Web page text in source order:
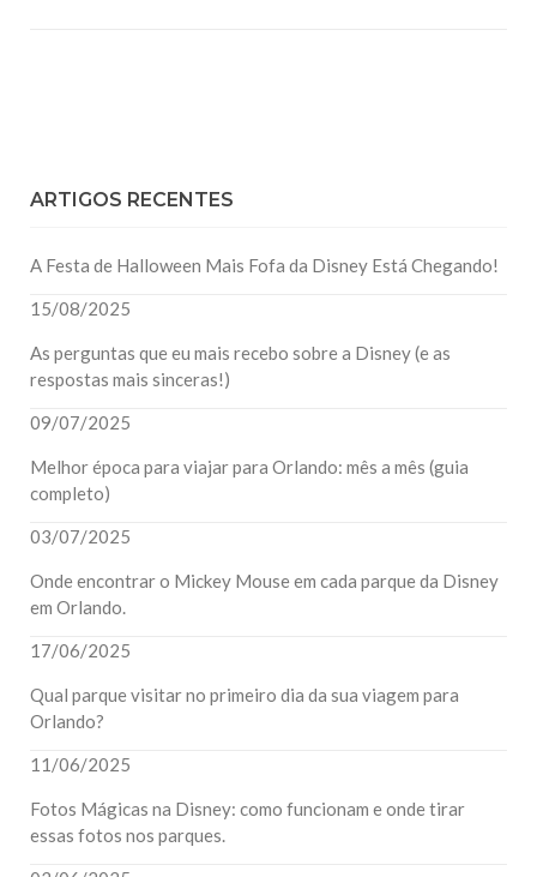
ARTIGOS RECENTES
A Festa de Halloween Mais Fofa da Disney Está Chegando!
15/08/2025
As perguntas que eu mais recebo sobre a Disney (e as
respostas mais sinceras!)
09/07/2025
Melhor época para viajar para Orlando: mês a mês (guia
completo)
03/07/2025
Onde encontrar o Mickey Mouse em cada parque da Disney
em Orlando.
17/06/2025
Qual parque visitar no primeiro dia da sua viagem para
Orlando?
11/06/2025
Fotos Mágicas na Disney: como funcionam e onde tirar
essas fotos nos parques.